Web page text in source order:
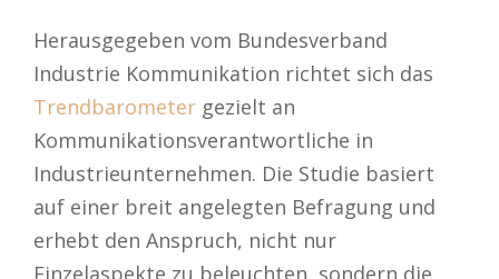
Herausgegeben vom Bundesverband
Industrie Kommunikation richtet sich das
Trendbarometer gezielt an
Kommunikationsverantwortliche in
Industrieunternehmen. Die Studie basiert
auf einer breit angelegten Befragung und
erhebt den Anspruch, nicht nur
Einzelaspekte zu beleuchten, sondern die